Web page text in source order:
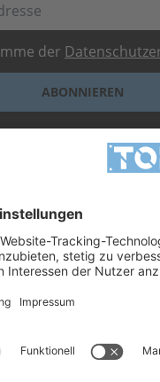
der
ABONNIEREN
reCAPTCHA geschützt -
-
GMBH
18-99